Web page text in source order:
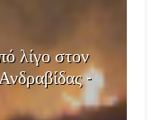
λίγο στον
-